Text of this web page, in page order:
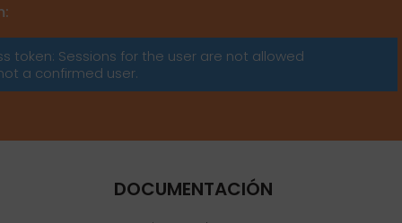
token: Sessions for the user are not allowed
a confirmed user.
DOCUMENTACIÓN